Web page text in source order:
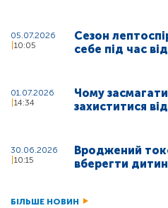
05.07.2026
10:05
Сезон
себе під час
01.07.2026
14:34
Чому
захиститися
30.06.2026
10:15
Вроджений
вберегти
БІЛЬШЕ НОВИН